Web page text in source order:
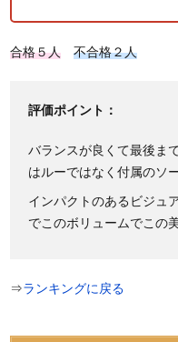
合格５人 不合格２人
評価ポイント：
バランスが良くて最後ま
はルーではなく付属のソ
インパクトのあるビジュ
でこのボリュームでこの
⇒ランキングに戻る